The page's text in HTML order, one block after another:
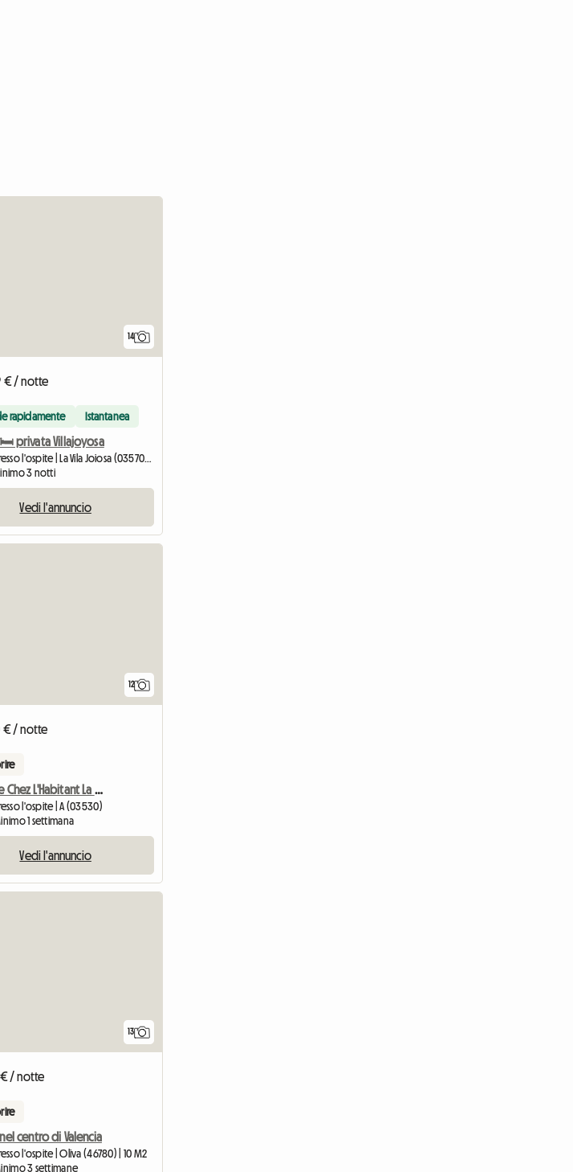
14
€ / notte
rapidamente Istantanea
🛏️ privata Villajoyosa
Camera presso l'ospite | La Vila Joiosa (03570) | 15 M2
3 notti
Vedi l'annuncio
12
€ / notte
Chambre Chez L'Habitant La Nucia
l'ospite | A (03530)
1 settimana
Vedi l'annuncio
13
€ / notte
centro di Valencia
l'ospite | Oliva (46780) | 10 M2
3 settimane